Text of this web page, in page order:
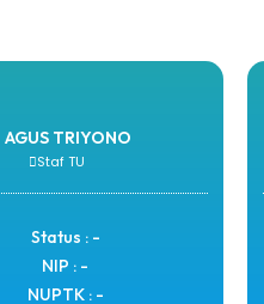
AGUS TRIYONO
Staf TU
Status : -
NIP : -
NUPTK : -